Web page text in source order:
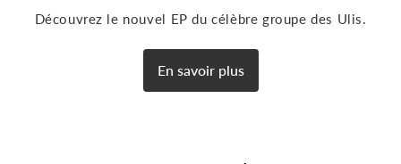
Découvrez le nouvel EP du célèbre groupe des Ulis.
En savoir plus